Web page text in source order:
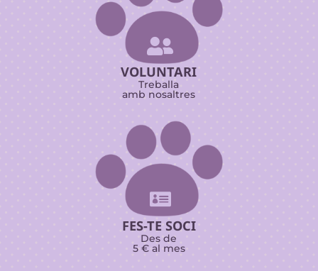

VOLUNTARI
Treballa
amb nosaltres

FES-TE SOCI
Des de
5 € al mes